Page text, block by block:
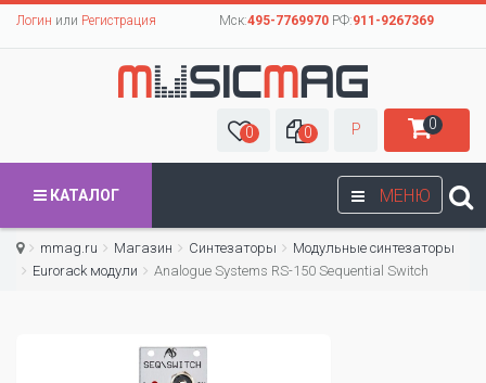
Логин или Регистрация Мск:495-7769970РФ:911-9267369
0 0 Р 0
МЕНЮ
КАТАЛОГ
mmag.ru Магазин Синтезаторы
Модульные синтезаторы
Eurorack модули
Analogue Systems RS-150 Sequential Switch